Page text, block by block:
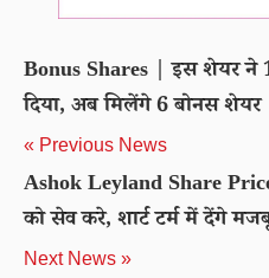
Bonus Shares | इस शेयर ने
दिया, अब मिलेंगे 6 बोनस शेयर
« Previous News
Ashok Leyland Share
को सेव करे, शार्ट टर्म में देंगे
Next News »